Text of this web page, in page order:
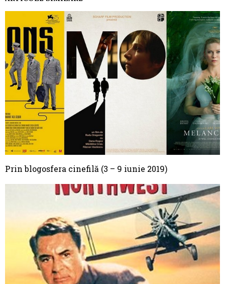
Prin blogosfera cinefilă (3 – 9 iunie 2019)